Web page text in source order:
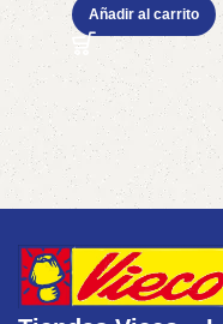
Añadir al carrito